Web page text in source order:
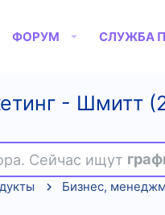
ФОРУМ СЛУЖБА
- Шмитт
Сейчас ищут
Бизнес,